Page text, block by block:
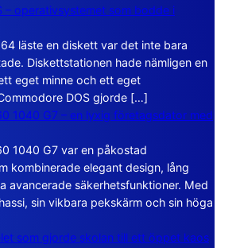
– operativsystemet som bodde i
läste en diskett var det inte bara
Diskettstationen hade nämligen en
eget minne och ett eget
DOS gjorde […]
1040 G7 – en lyxig företagsdator med
1040 G7 var en påkostad
kombinerade elegant design, lång
avancerade säkerhetsfunktioner. Med
sin vikbara pekskärm och sin höga
som gjorde skolan till ett öppet kaos